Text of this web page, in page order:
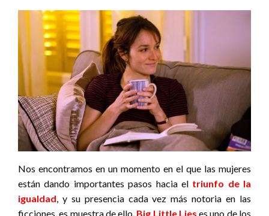
Nos encontramos en un momento en el que las mujeres
están dando importantes pasos hacia el triunfo de la
igualdad, y su presencia cada vez más notoria en las
ficciones, es muestra de ello. Big Little Lies es uno de los